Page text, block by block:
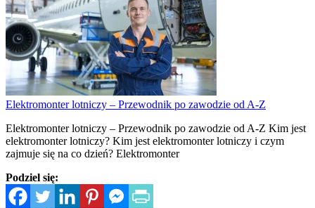
Elektromonter lotniczy – Przewodnik po zawodzie od A-Z
Elektromonter lotniczy – Przewodnik po zawodzie od A-Z Kim jest
elektromonter lotniczy? Kim jest elektromonter lotniczy i czym
zajmuje się na co dzień? Elektromonter
Podziel się: